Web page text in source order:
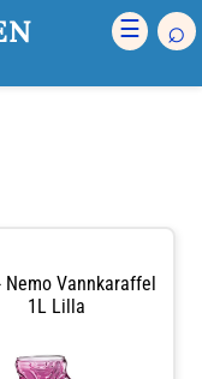
☰ ⌕
Nemo Vannkaraffel
1L Lilla